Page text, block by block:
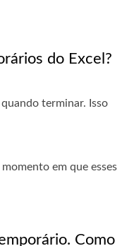
do Excel?
terminar. Isso
em que esses
Como